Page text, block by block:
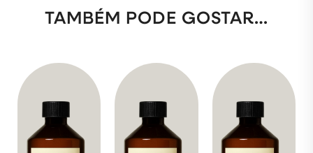
TAMBÉM PODE GOSTAR…